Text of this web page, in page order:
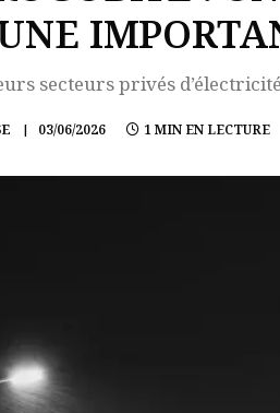
secteurs privés
03/06/2026 1 MIN EN LECTURE